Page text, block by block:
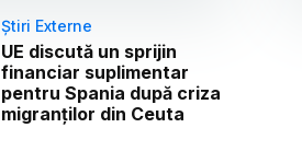
Știri Externe
UE discută un sprijin
financiar suplimentar
pentru Spania după criza
migranților din Ceuta